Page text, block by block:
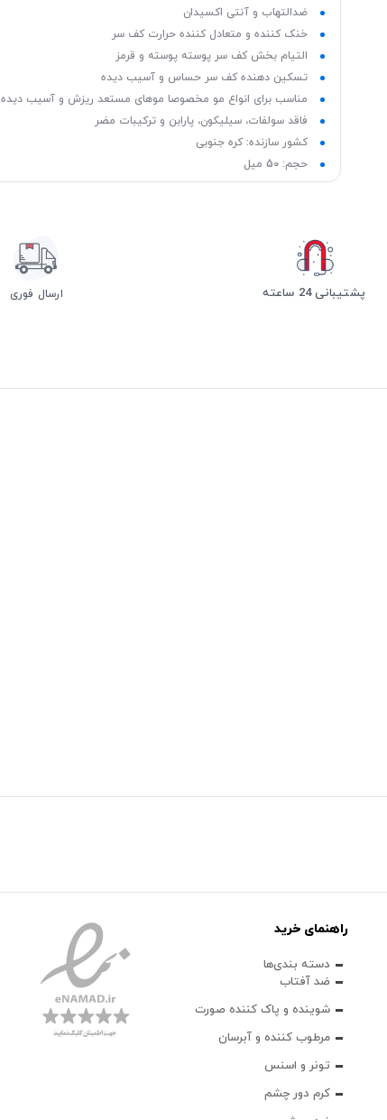
ضدالتهاب و آنتی اکسیدان
خنک کننده و متعادل کننده حرارت کف سر
التیام بخش کف سر پوسته پوسته و قرمز
تسکین دهنده کف سر حساس و آسیب دیده
مناسب برای انواع مو مخصوصا موهای مستعد ریزش و آسیب دیده
فاقد سولفات، سیلیکون، پارابن و ترکیبات مضر
کشور سازنده: کره جنوبی
حجم: 50 میل
پشتیبانی 24 ساعته ارسال فوری
راهنمای خرید
دسته بندی‌ها
ضد آفتاب
شوینده و پاک‌ کننده صورت
مرطوب کننده و آبرسان
تونر و اسنس
کرم دور چشم